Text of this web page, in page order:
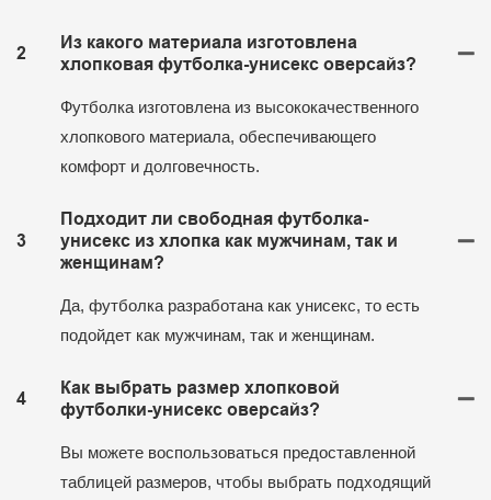
2
Из какого материала изготовлена ​​
хлопковая футболка-унисекс оверсайз?
Футболка изготовлена ​​из высококачественного
хлопкового материала, обеспечивающего
комфорт и долговечность.
3
Подходит ли свободная футболка-
унисекс из хлопка как мужчинам, так и
женщинам?
Да, футболка разработана как унисекс, то есть
подойдет как мужчинам, так и женщинам.
4
Как выбрать размер хлопковой
футболки-унисекс оверсайз?
Вы можете воспользоваться предоставленной
таблицей размеров, чтобы выбрать подходящий